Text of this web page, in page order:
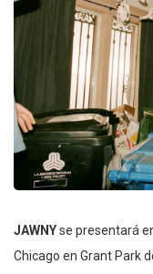
JAWNYse presentará
Chicago en Grant Park